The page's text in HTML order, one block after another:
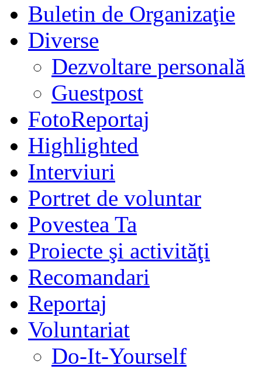
Buletin de Organizaţie
Diverse
Dezvoltare personală
Guestpost
FotoReportaj
Highlighted
Interviuri
Portret de voluntar
Povestea Ta
Proiecte şi activităţi
Recomandari
Reportaj
Voluntariat
Do-It-Yourself